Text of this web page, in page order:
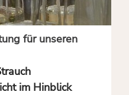
für unseren
im Hinblick